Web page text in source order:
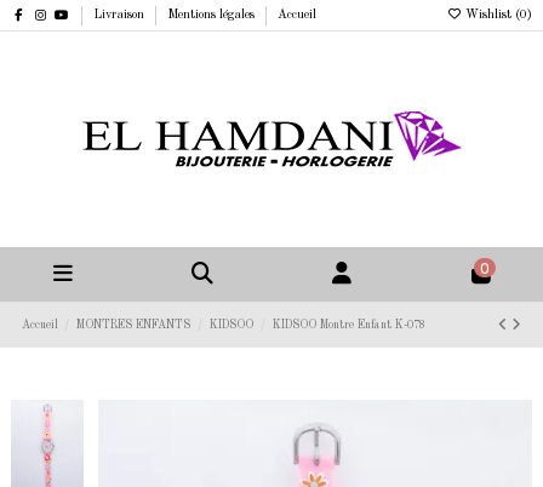
Livraison Mentions légales Accueil Wishlist (0 )
0
Accueil MONTRES ENFANTS KIDSOO KIDSOO Montre Enfant K-078